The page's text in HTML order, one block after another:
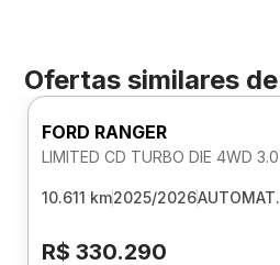
Ofertas similares de
FORD RANGER
10.611 km2025/2026AUTOMAT.
R$ 330.290